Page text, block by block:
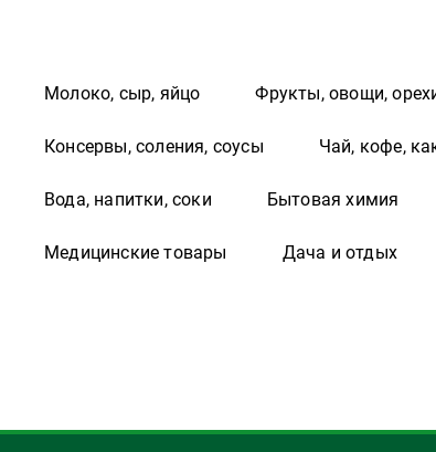
Молоко, сыр, яйцо Фрукты, овощи,
Консервы, соления, соусы Чай, кофе,
Вода, напитки, соки Бытовая химия
Медицинские товары Дача и отдых